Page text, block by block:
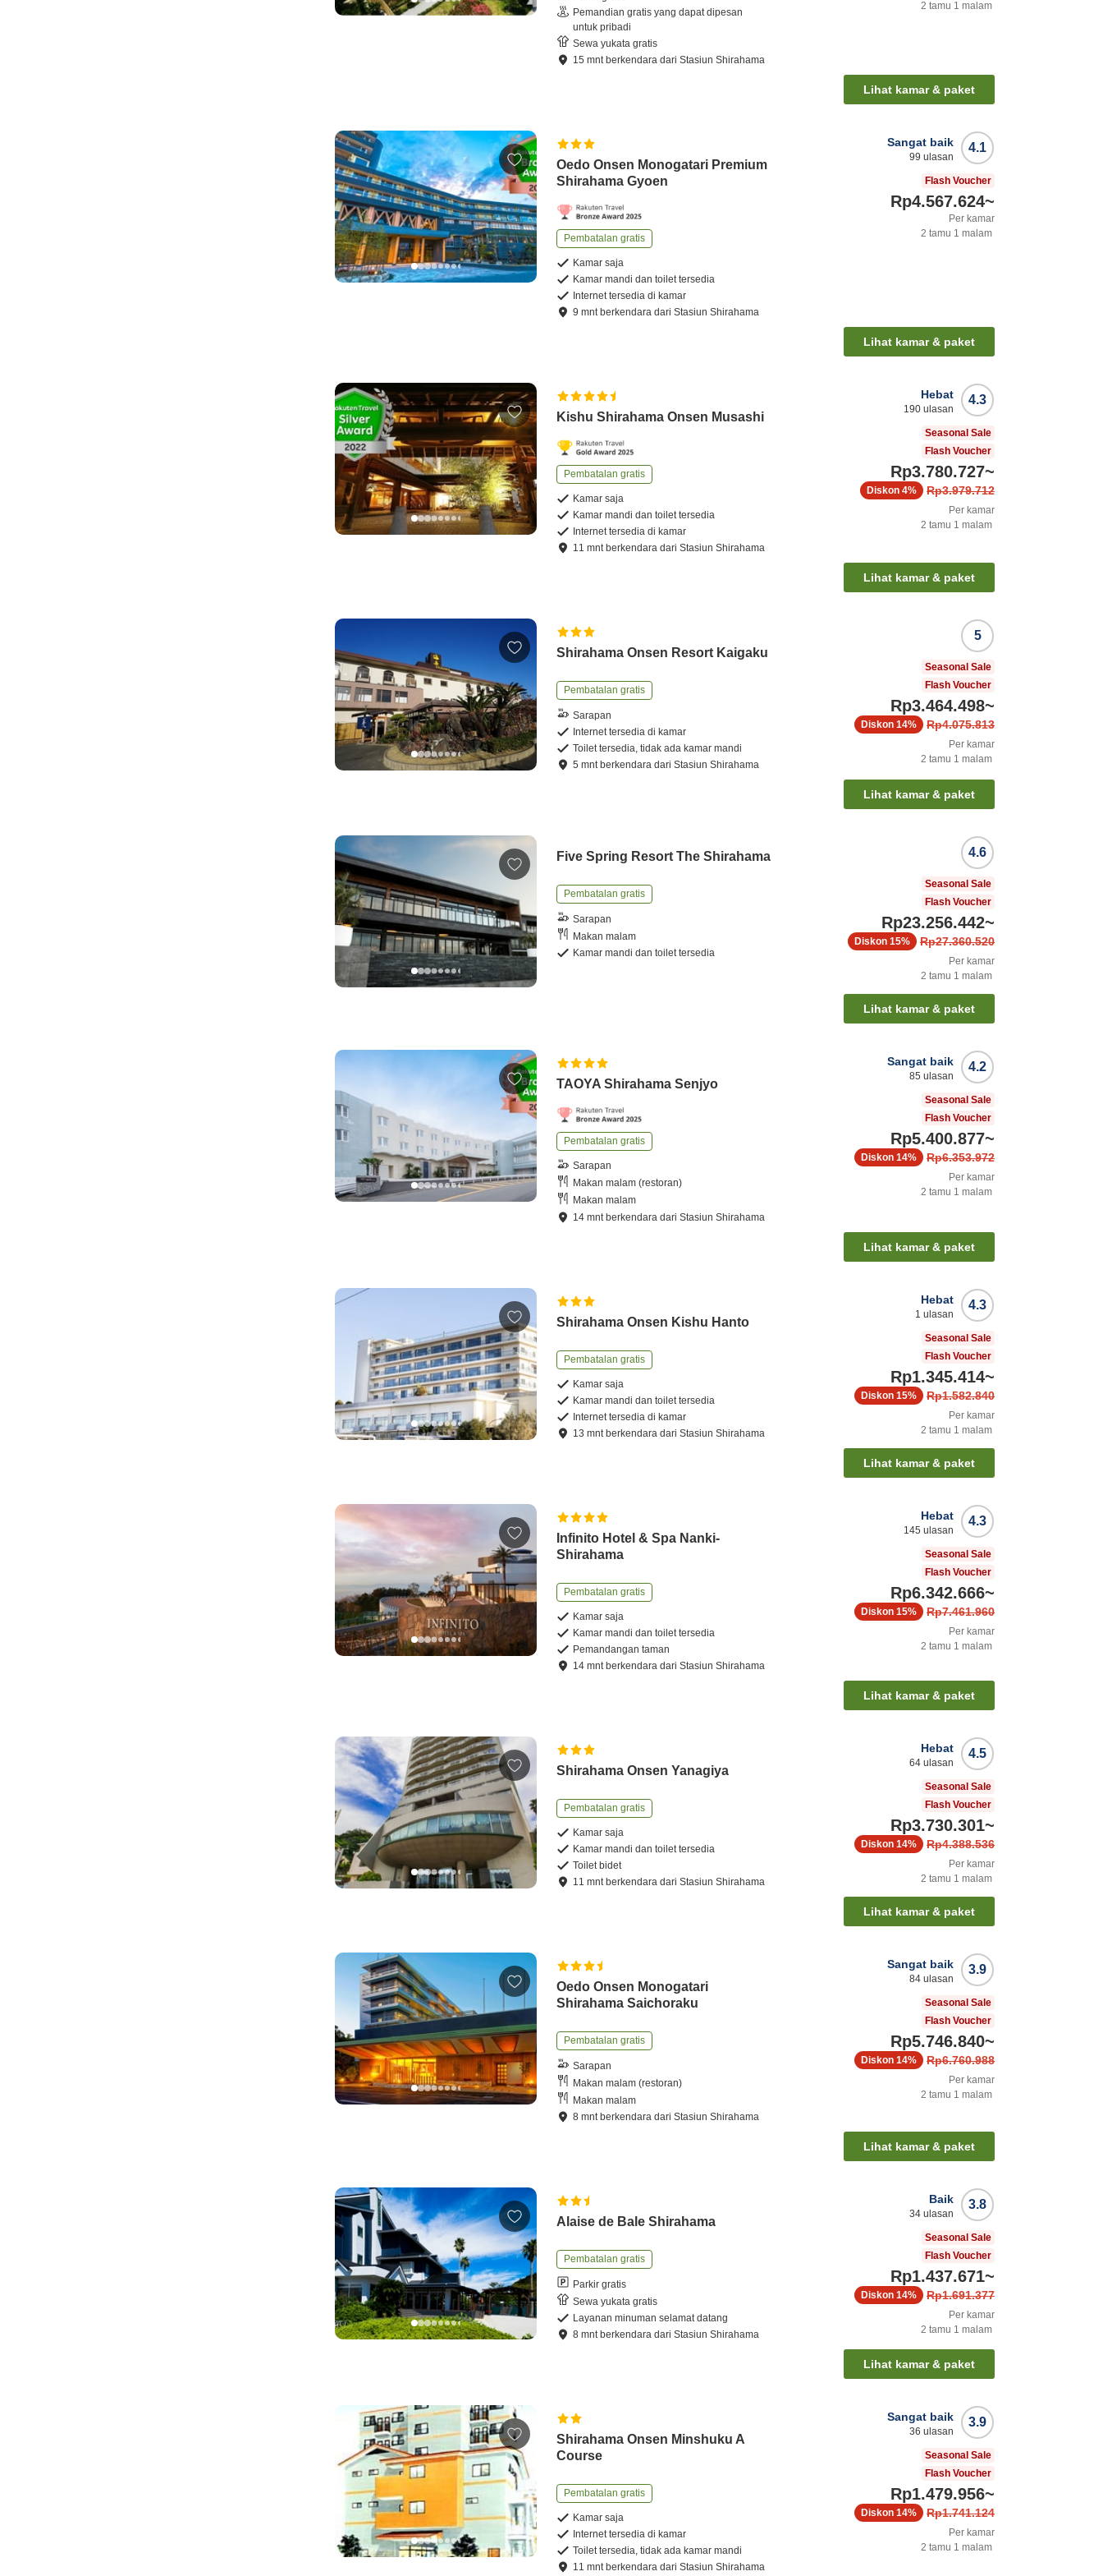
Pemandian gratis yang dapat dipesan
untuk pribadi
Sewa yukata gratis
15 mnt berkendara dariStasiun Shirahama
2 tamu 1 malam
Lihat kamar & paket
Oedo Onsen Monogatari Premium
Shirahama Gyoen
Pembatalan gratis
Kamar saja
Kamar mandi dan toilet tersedia
Internet tersedia di kamar
9 mnt berkendara dariStasiun Shirahama
4.1
Sangat baik
99 ulasan
Flash Voucher
Rp4.567.624~
Per kamar
2 tamu 1 malam
Lihat kamar & paket
Kishu Shirahama Onsen Musashi
Pembatalan gratis
Kamar saja
Kamar mandi dan toilet tersedia
Internet tersedia di kamar
11 mnt berkendara dariStasiun Shirahama
4.3
Hebat
190 ulasan
Seasonal Sale
Flash Voucher
Rp3.780.727~
Rp3.979.712
Diskon 4%
Per kamar
2 tamu 1 malam
Lihat kamar & paket
Shirahama Onsen Resort Kaigaku
Pembatalan gratis
Sarapan
Internet tersedia di kamar
Toilet tersedia, tidak ada kamar mandi
5 mnt berkendara dariStasiun Shirahama
5
Seasonal Sale
Flash Voucher
Rp3.464.498~
Rp4.075.813
Diskon 14%
Per kamar
2 tamu 1 malam
Lihat kamar & paket
Five Spring Resort The Shirahama
Pembatalan gratis
Sarapan
Makan malam
Kamar mandi dan toilet tersedia
4.6
Seasonal Sale
Flash Voucher
Rp23.256.442~
Rp27.360.520
Diskon 15%
Per kamar
2 tamu 1 malam
Lihat kamar & paket
TAOYA Shirahama Senjyo
Pembatalan gratis
Sarapan
Makan malam (restoran)
Makan malam
14 mntberkendara dariStasiun Shirahama
4.2
Sangat baik
85 ulasan
Seasonal Sale
Flash Voucher
Rp5.400.877~
Rp6.353.972
Diskon 14%
Per kamar
2 tamu 1 malam
Lihat kamar & paket
Shirahama Onsen Kishu Hanto
Pembatalan gratis
Kamar saja
Kamar mandi dan toilet tersedia
Internet tersedia di kamar
13 mnt berkendara dariStasiun Shirahama
4.3
Hebat
1 ulasan
Seasonal Sale
Flash Voucher
Rp1.345.414~
Rp1.582.840
Diskon 15%
Per kamar
2 tamu 1 malam
Lihat kamar & paket
Infinito Hotel & Spa Nanki-
Shirahama
Pembatalan gratis
Kamar saja
Kamar mandi dan toilet tersedia
Pemandangan taman
14 mnt berkendara dariStasiun Shirahama
4.3
Hebat
145 ulasan
Seasonal Sale
Flash Voucher
Rp6.342.666~
Rp7.461.960
Diskon 15%
Per kamar
2 tamu 1 malam
Lihat kamar & paket
Shirahama Onsen Yanagiya
Pembatalan gratis
Kamar saja
Kamar mandi dan toilet tersedia
Toilet bidet
11 mnt berkendara dariStasiun Shirahama
4.5
Hebat
64 ulasan
Seasonal Sale
Flash Voucher
Rp3.730.301~
Rp4.388.536
Diskon 14%
Per kamar
2 tamu 1 malam
Lihat kamar & paket
Oedo Onsen Monogatari
Shirahama Saichoraku
Pembatalan gratis
Sarapan
Makan malam (restoran)
Makan malam
8 mnt berkendara dariStasiun Shirahama
3.9
Sangat baik
84 ulasan
Seasonal Sale
Flash Voucher
Rp5.746.840~
Rp6.760.988
Diskon 14%
Per kamar
2 tamu 1 malam
Lihat kamar & paket
Alaise de Bale Shirahama
Pembatalan gratis
Parkir gratis
Sewa yukata gratis
Layanan minuman selamat datang
8 mnt berkendara dariStasiun Shirahama
3.8
Baik
34 ulasan
Seasonal Sale
Flash Voucher
Rp1.437.671~
Rp1.691.377
Diskon 14%
Per kamar
2 tamu 1 malam
Lihat kamar & paket
Shirahama Onsen Minshuku A
Course
Pembatalan gratis
Kamar saja
Internet tersedia di kamar
Toilet tersedia, tidak ada kamar mandi
11 mnt berkendara dariStasiun Shirahama
3.9
Sangat baik
36 ulasan
Seasonal Sale
Flash Voucher
Rp1.479.956~
Rp1.741.124
Diskon 14%
Per kamar
2 tamu 1 malam